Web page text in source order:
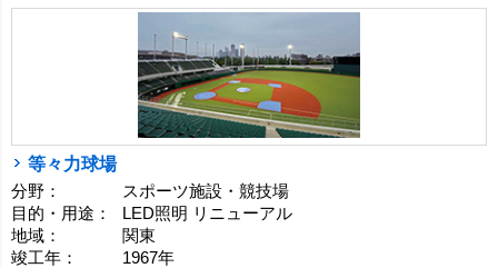
等々力球場
分野：
スポーツ施設・競技場
目的・用途：
LED照明 リニューアル
地域：
関東
竣工年：
1967年